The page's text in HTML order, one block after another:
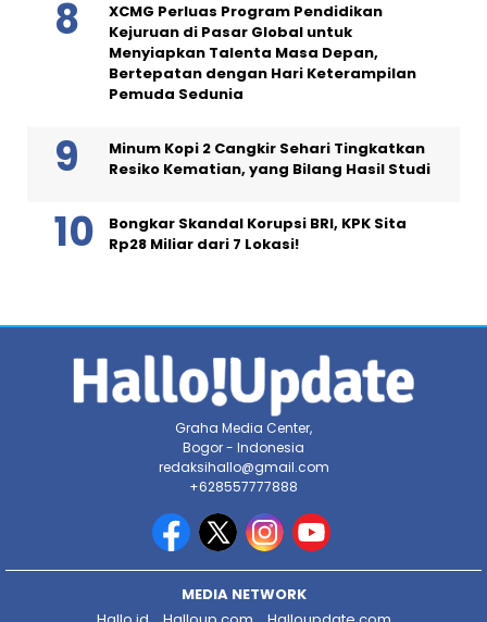
XCMG Perluas Program Pendidikan
Kejuruan di Pasar Global untuk
Menyiapkan Talenta Masa Depan,
Bertepatan dengan Hari Keterampilan
Pemuda Sedunia
Minum Kopi 2 Cangkir Sehari Tingkatkan
Resiko Kematian, yang Bilang Hasil Studi
Bongkar Skandal Korupsi BRI, KPK Sita
Rp28 Miliar dari 7 Lokasi!
Graha Media Center,
Bogor - Indonesia
redaksihallo@gmail.com
+628557777888
MEDIA NETWORK